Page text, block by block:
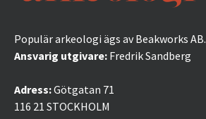
Populär arkeologi ägs av Beakworks AB.
Ansvarig utgivare: Fredrik Sandberg
Adress:Götgatan 71
116 21 STOCKHOLM